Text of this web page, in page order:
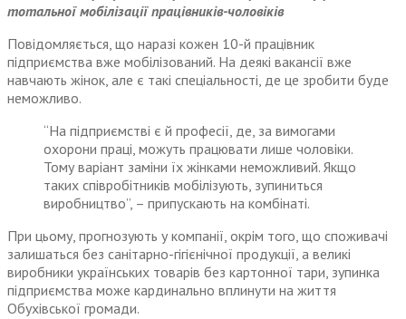
тотальної мобілізації працівників-чоловіків
Повідомляється, що наразі кожен 10-й працівник
підприємства вже мобілізований. На деякі вакансії вже
навчають жінок, але є такі спеціальності, де це зробити буде
неможливо.
“На підприємстві є й професії, де, за вимогами
охорони праці, можуть працювати лише чоловіки.
Тому варіант заміни їх жінками неможливий. Якщо
таких співробітників мобілізують, зупиниться
виробництво”, – припускають на комбінаті.
При цьому, прогнозують у компанії, окрім того, що споживачі
залишаться без санітарно-гігієнічної продукції, а великі
виробники українських товарів без картонної тари, зупинка
підприємства може кардинально вплинути на життя
Обухівської громади.